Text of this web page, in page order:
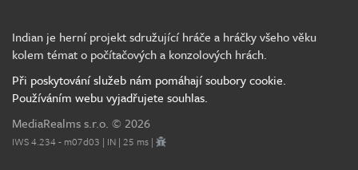
Indian je herní projekt sdružující hráče a hráčky všeho věku
kolem témat o počítačových a konzolových hrách.
Při poskytování služeb nám pomáhají soubory cookie.
Používáním webu vyjadřujete souhlas.
MediaRealms s.r.o. © 2026
IWS 4.234 - m07d03 | IN | 25 ms |